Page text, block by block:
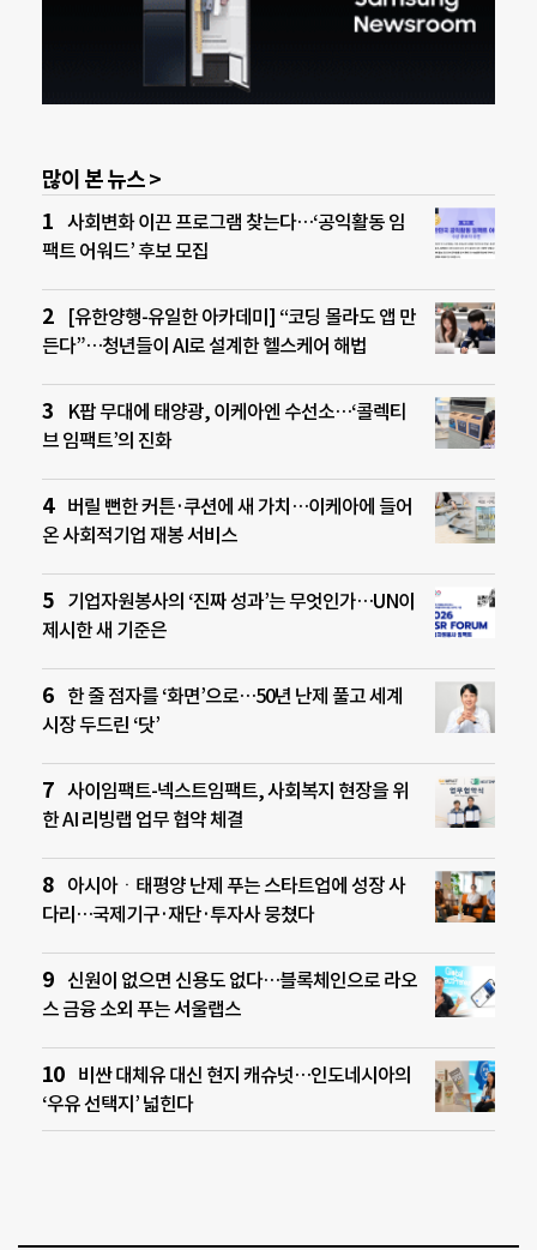
많이 본 뉴스 >
사회변화 이끈 프로그램 찾는다…‘공익활동 임
팩트 어워드’ 후보 모집
[유한양행-유일한 아카데미] “코딩 몰라도 앱 만
든다”…청년들이 AI로 설계한 헬스케어 해법
K팝 무대에 태양광, 이케아엔 수선소…‘콜렉티
브 임팩트’의 진화
버릴 뻔한 커튼·쿠션에 새 가치…이케아에 들어
온 사회적기업 재봉 서비스
기업자원봉사의 ‘진짜 성과’는 무엇인가…UN이
제시한 새 기준은
한 줄 점자를 ‘화면’으로…50년 난제 풀고 세계
시장 두드린 ‘닷’
사이임팩트-넥스트임팩트, 사회복지 현장을 위
한 AI 리빙랩 업무 협약 체결
아시아ㆍ태평양 난제 푸는 스타트업에 성장 사
다리…국제기구·재단·투자사 뭉쳤다
신원이 없으면 신용도 없다…블록체인으로 라오
스 금융 소외 푸는 서울랩스
비싼 대체유 대신 현지 캐슈넛…인도네시아의
‘우유 선택지’ 넓힌다